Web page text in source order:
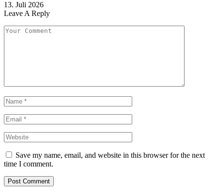
13. Juli 2026
Leave A Reply
Save my name, email, and website in this browser for the next
time I comment.